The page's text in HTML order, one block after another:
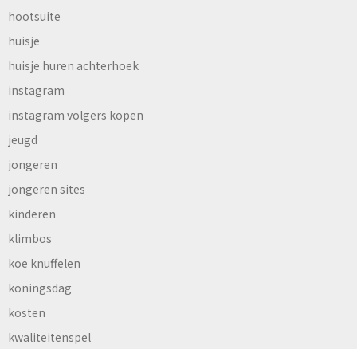
hootsuite
huisje
huisje huren achterhoek
instagram
instagram volgers kopen
jeugd
jongeren
jongeren sites
kinderen
klimbos
koe knuffelen
koningsdag
kosten
kwaliteitenspel